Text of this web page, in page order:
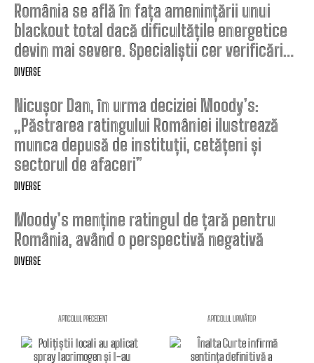
România se află în fața amenințării unui
blackout total dacă dificultățile energetice
devin mai severe. Specialiștii cer verificări…
DIVERSE
Nicușor Dan, în urma deciziei Moody’s:
„Păstrarea ratingului României ilustrează
munca depusă de instituții, cetățeni și
sectorul de afaceri”
DIVERSE
Moody’s menține ratingul de țară pentru
România, având o perspectivă negativă
DIVERSE
ARTICOLUL PRECEDENT ARTICOLUL URMĂTOR